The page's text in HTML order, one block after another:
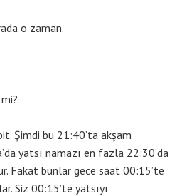
o zaman.
Şimdi bu 21:40’ta akşam
yatsı namazı en fazla 22:30’da
Fakat bunlar gece saat 00:15’te
Siz 00:15’te yatsıyı